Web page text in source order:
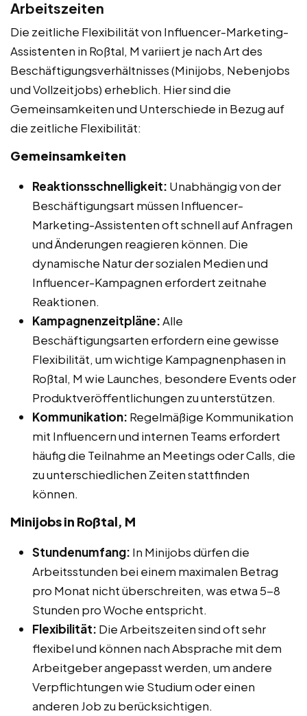
Arbeitszeiten
Die zeitliche Flexibilität von Influencer-Marketing-
Assistenten in Roßtal, M variiert je nach Art des
Beschäftigungsverhältnisses (Minijobs, Nebenjobs
und Vollzeitjobs) erheblich. Hier sind die
Gemeinsamkeiten und Unterschiede in Bezug auf
die zeitliche Flexibilität:
Gemeinsamkeiten
Reaktionsschnelligkeit: Unabhängig von der
Beschäftigungsart müssen Influencer-
Marketing-Assistenten oft schnell auf Anfragen
und Änderungen reagieren können. Die
dynamische Natur der sozialen Medien und
Influencer-Kampagnen erfordert zeitnahe
Reaktionen.
Kampagnenzeitpläne:Alle
Beschäftigungsarten erfordern eine gewisse
Flexibilität, um wichtige Kampagnenphasen in
Roßtal, M wie Launches, besondere Events oder
Produktveröffentlichungen zu unterstützen.
Kommunikation: Regelmäßige Kommunikation
mit Influencern und internen Teams erfordert
häufig die Teilnahme an Meetings oder Calls, die
zu unterschiedlichen Zeiten stattfinden
können.
Minijobs in Roßtal, M
Stundenumfang: In Minijobs dürfen die
Arbeitsstunden bei einem maximalen Betrag
pro Monat nicht überschreiten, was etwa 5-8
Stunden pro Woche entspricht.
Flexibilität: Die Arbeitszeiten sind oft sehr
flexibel und können nach Absprache mit dem
Arbeitgeber angepasst werden, um andere
Verpflichtungen wie Studium oder einen
anderen Job zu berücksichtigen.